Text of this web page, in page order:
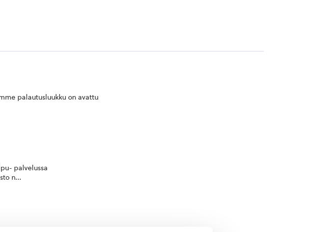
palautusluukku on avattu
palvelussa
n...